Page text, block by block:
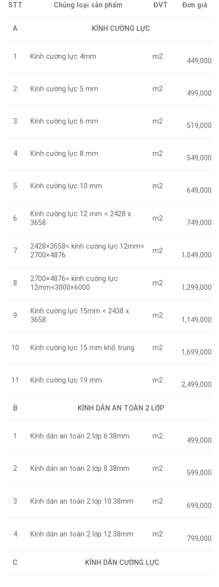
STT Chủng loại sản phẩm ĐVT Đơn giá
A KÍNH CƯỜNG LỰC
1 Kính cường lực 4mm m2
449,000
2 Kính cường lực 5 mm m2
499,000
3 Kính cường lực 6 mm m2
519,000
4 Kính cường lực 8 mm m2
549,000
5 Kính cường lực 10 mm m2
649,000
6
Kính cường lực 12 mm < 2428 x
3658
m2
749,000
7
2428×3658< kính cường lực 12mm<
2700×4876
m2
1,049,000
8
2700×4876< kính cường lực
12mm<3000×6000
m2
1,299,000
9
Kính cường lực 15mm < 2438 x
3658
m2
1,149,000
10 Kính cường lực 15 mm khổ trung m2
1,699,000
11 Kính cường lực 19 mm m2
2,499,000
B KÍNH DÁN AN TOÀN 2 LỚP
1 Kính dán an toàn 2 lớp 6.38mm m2
499,000
2 Kính dán an toàn 2 lớp 8.38mm m2
599,000
3 Kính dán an toàn 2 lớp 10.38mm m2
699,000
4 Kính dán an toàn 2 lớp 12.38mm m2
799,000
C KÍNH DÁN CƯỜNG LỰC